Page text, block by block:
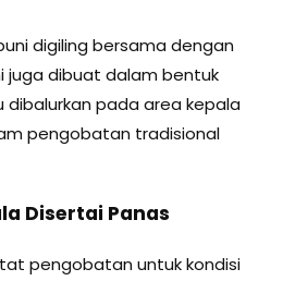
digiling bersama dengan
juga dibuat dalam bentuk
pada area kepala
pengobatan tradisional
Disertai Panas
pengobatan untuk kondisi